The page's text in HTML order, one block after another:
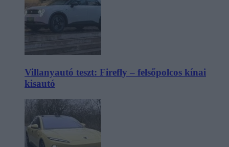
Villanyautó teszt: Firefly – felsőpolcos kínai
kisautó